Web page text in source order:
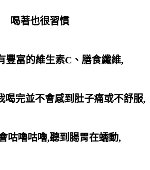
喝著也很習慣
豐富的維生素C、膳食纖維,
喝完並不會感到肚子痛或不舒服,
咕嚕咕嚕,聽到腸胃在蠕動,